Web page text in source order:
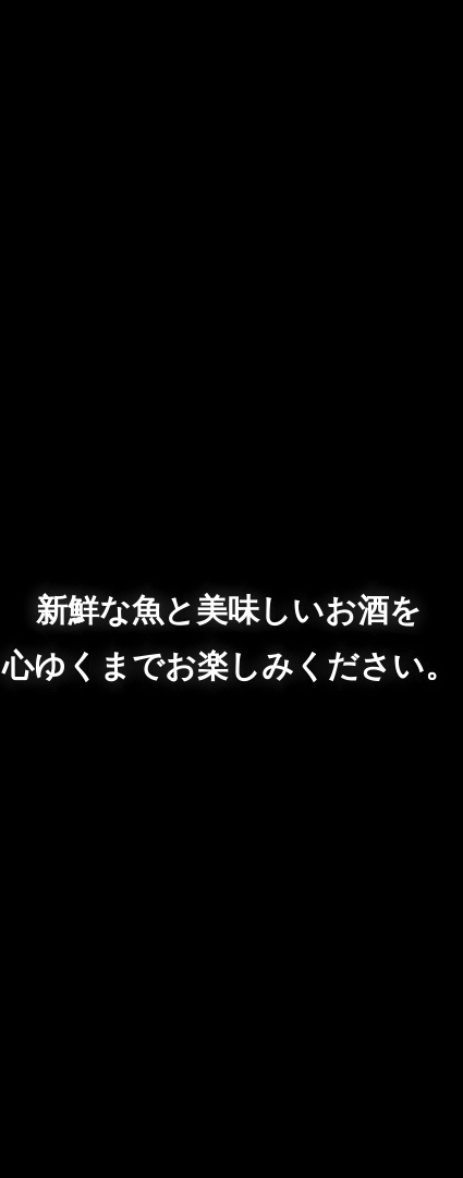
新鮮な魚と美味しいお酒を
心ゆくまでお楽しみください。